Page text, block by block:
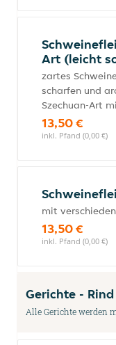
Art (leicht
zartes
scharfen und
Szechuan-Art
13,50 €
inkl. Pfand (0,00 €)
mit
13,50 €
inkl. Pfand (0,00 €)
Gerichte - Rind
Alle Gerichte werden